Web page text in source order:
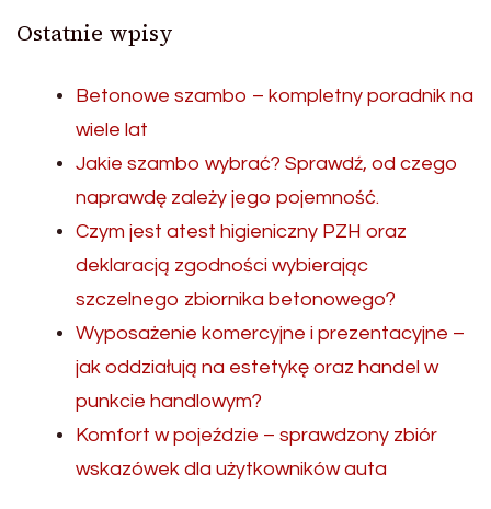
Ostatnie wpisy
Betonowe szambo – kompletny poradnik na
wiele lat
Jakie szambo wybrać? Sprawdź, od czego
naprawdę zależy jego pojemność.
Czym jest atest higieniczny PZH oraz
deklaracją zgodności wybierając
szczelnego zbiornika betonowego?
Wyposażenie komercyjne i prezentacyjne –
jak oddziałują na estetykę oraz handel w
punkcie handlowym?
Komfort w pojeździe – sprawdzony zbiór
wskazówek dla użytkowników auta